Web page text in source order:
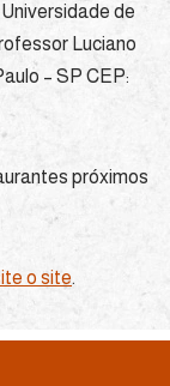
de
Luciano
– SP CEP:
próximos
o site.